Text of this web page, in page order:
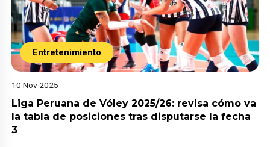
Entretenimiento
10 Nov 2025
Liga Peruana de Vóley 2025/26: revisa cómo va
la tabla de posiciones tras disputarse la fecha
3